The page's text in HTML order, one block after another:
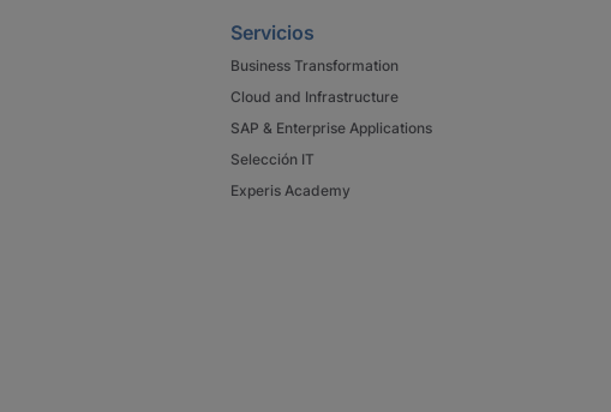
Servicios
Business Transformation
Cloud and Infrastructure
SAP & Enterprise Applications
Selección IT
Experis Academy